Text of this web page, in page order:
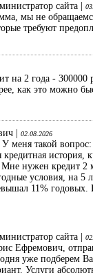
сайта |
мы не
требуют
на 2 года -
как это можно
| 02.08.2026
меня такой
история,
нужен кредит 2
условия, на 5
11% годовых.
сайта |
Ефремович,
уже подберем
Услуги